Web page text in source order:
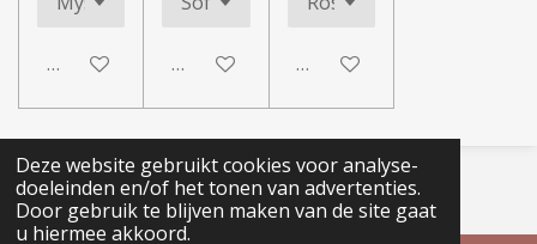
Deze website gebruikt cookies voor analyse-
doeleinden en/of het tonen van advertenties.
Door gebruik te blijven maken van de site gaat
u hiermee akkoord.
In winkelwagenIn winkelwagenIn winkelwagen
© 2020 - 2026 Loved by Ellen
Powered by JouwWeb